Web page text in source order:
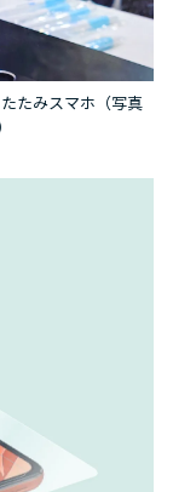
たみスマホ（写真